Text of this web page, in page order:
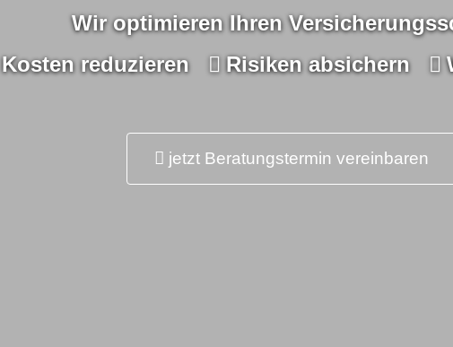
Wir optimieren Ihren
Kosten reduzieren
Risiken absichern
jetzt Beratungstermin vereinbaren